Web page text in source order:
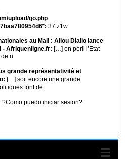
upload/go.php
37tz1w
au Mali : Aliou Diallo lance
- Afriquenligne.fr: […] en péril l’Etat
n
grande représentativité et
[…] soit encore une grande
font de
?Como puedo iniciar sesion?